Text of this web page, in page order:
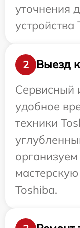
уточнения
устройства
2
Выезд
Сервисный
удобное
техники
Toshiba.